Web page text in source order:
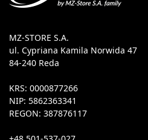
MZ-STORE S.A.
ul. Cypriana Kamila Norwida 47
84-240 Reda
KRS: 0000877266
NIP: 5862363341
REGON: 387876117